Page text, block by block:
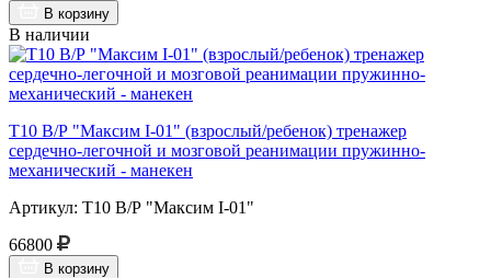
В корзину
В наличии
Т10 В/Р "Максим I-01" (взрослый/ребенок) тренажер
сердечно-легочной и мозговой реанимации пружинно-
механический - манекен
Артикул: Т10 В/Р "Максим I-01"
66800
В корзину